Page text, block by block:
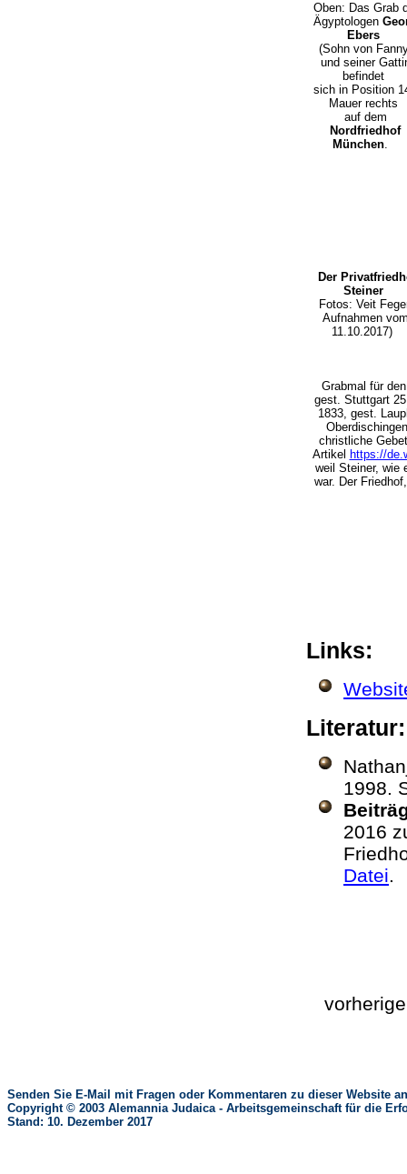
Oben: Das Grab
Ägyptologen
Ebers
(Sohn von
und seiner
befindet
sich in Position
Mauer rechts
auf dem
Nordfriedhof
München.
Der
Steiner
Fotos: Veit
Aufnahmen
11.10.2017)
Grabmal für
gest. Stuttgart
1833, gest.
christliche
Artikel https://
weil Steiner, wie
war. Der
Links:
1998.
2016
Datei
Senden Sie E-Mail mit Fragen oder Kommentaren zu dieser Website
Copyright © 2003 Alemannia Judaica - Arbeitsgemeinschaft für die
Stand: 10. Dezember 2017